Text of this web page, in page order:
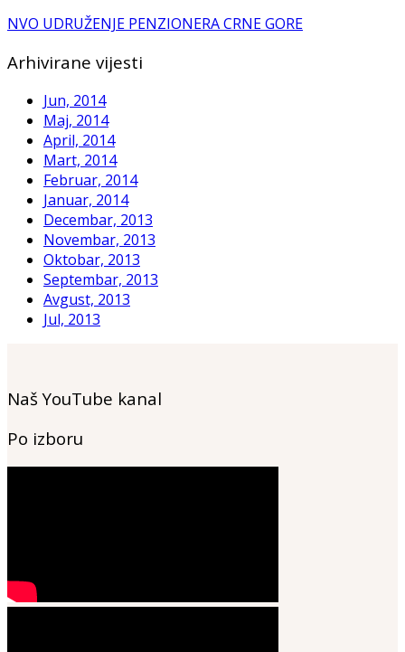
NVO UDRUŽENJE PENZIONERA CRNE GORE
Arhivirane vijesti
Jun, 2014
Maj, 2014
April, 2014
Mart, 2014
Februar, 2014
Januar, 2014
Decembar, 2013
Novembar, 2013
Oktobar, 2013
Septembar, 2013
Avgust, 2013
Jul, 2013
Naš YouTube kanal
Po izboru